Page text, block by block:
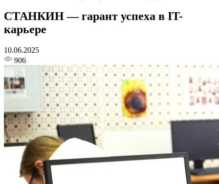
СТАНКИН — гарант успеха в IT-
карьере
10.06.2025
906